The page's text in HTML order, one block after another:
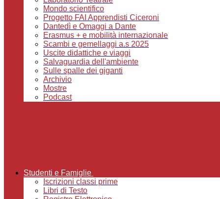
Mondo scientifico
Progetto FAI Apprendisti Ciceroni
Dantedì e Omaggi a Dante
Erasmus + e mobilità internazionale
Scambi e gemellaggi a.s 2025
Uscite didattiche e viaggi
Salvaguardia dell'ambiente
Sulle spalle dei giganti
Archivio
Mostre
Podcast
Studenti e Famiglie
Iscrizioni classi prime
Libri di Testo